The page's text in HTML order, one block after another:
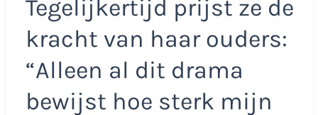
Tegelijkertijd prijst ze de
kracht van haar ouders:
“Alleen al dit drama
bewijst hoe sterk mijn